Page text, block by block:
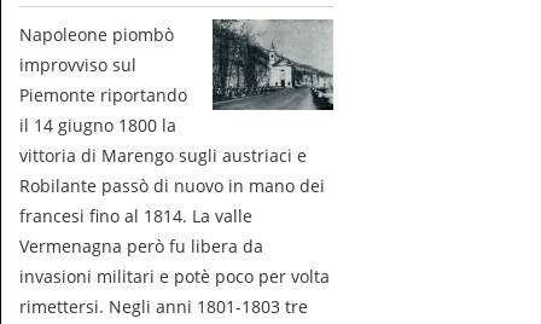
Napoleone piombò
improvviso sul
Piemonte riportando
il 14 giugno 1800 la
vittoria di Marengo sugli austriaci e
Robilante passò di nuovo in mano dei
francesi fino al 1814. La valle
Vermenagna però fu libera da
invasioni militari e potè poco per volta
rimettersi. Negli anni 1801-1803 tre